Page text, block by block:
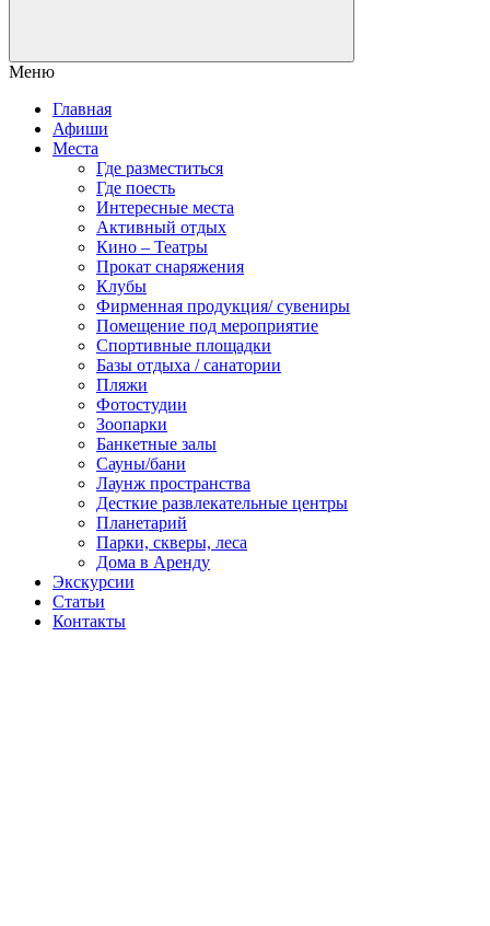
Меню
Главная
Афиши
Места
Где разместиться
Где поесть
Интересные места
Активный отдых
Кино – Театры
Прокат снаряжения
Клубы
Фирменная продукция/ сувениры
Помещение под мероприятие
Спортивные площадки
Базы отдыха / санатории
Пляжи
Фотостудии
Зоопарки
Банкетные залы
Сауны/бани
Лаунж пространства
Десткие развлекательные центры
Планетарий
Парки, скверы, леса
Дома в Аренду
Экскурсии
Статьи
Контакты